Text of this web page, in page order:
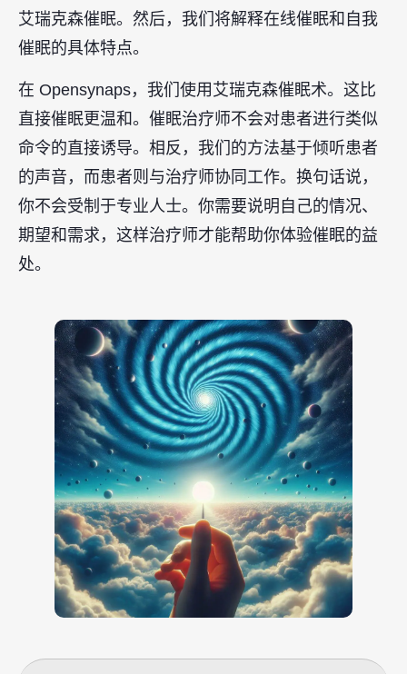
艾瑞克森催眠。然后，我们将解释在线催眠和自我
催眠的具体特点。
在 Opensynaps，我们使用艾瑞克森催眠术。这比
直接催眠更温和。催眠治疗师不会对患者进行类似
命令的直接诱导。相反，我们的方法基于倾听患者
的声音，而患者则与治疗师协同工作。换句话说，
你不会受制于专业人士。你需要说明自己的情况、
期望和需求，这样治疗师才能帮助你体验催眠的益
处。